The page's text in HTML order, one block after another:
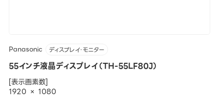
Panasonic ディスプレイ・モニター
55インチ液晶ディスプレイ（TH-55LF80J）
[表示画素数]
1920 × 1080